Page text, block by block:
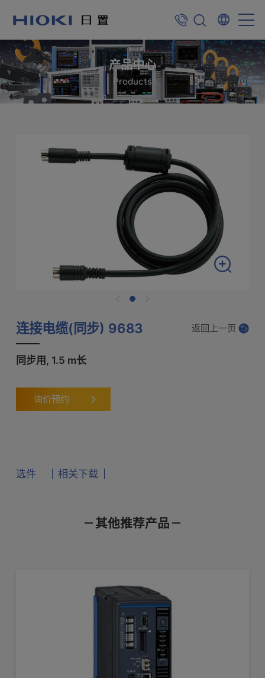
产品中心
Products
连接电缆(同步) 9683 返回上一页
同步用, 1.5 m长
询价预约
选件 相关下载
数据采集仪 8423
功率分析仪PW3390
测量马达、变频器的功率转换效率
使用说明书
其他推荐产品